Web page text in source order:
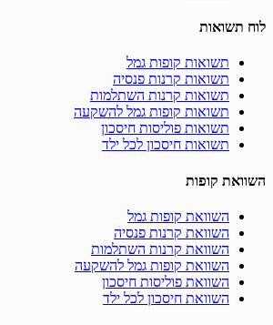
לוח תשואות
תשואות קופות גמל
תשואות קרנות פנסיה
תשואות קרנות השתלמות
תשואות קופות גמל להשקעה
תשואות פוליסות חיסכון
תשואות חיסכון לכל ילד
השוואת קופות
השוואת קופות גמל
השוואת קרנות פנסיה
השוואת קרנות השתלמות
השוואת קופות גמל להשקעה
השוואת פוליסות חיסכון
השוואת חיסכון לכל ילד